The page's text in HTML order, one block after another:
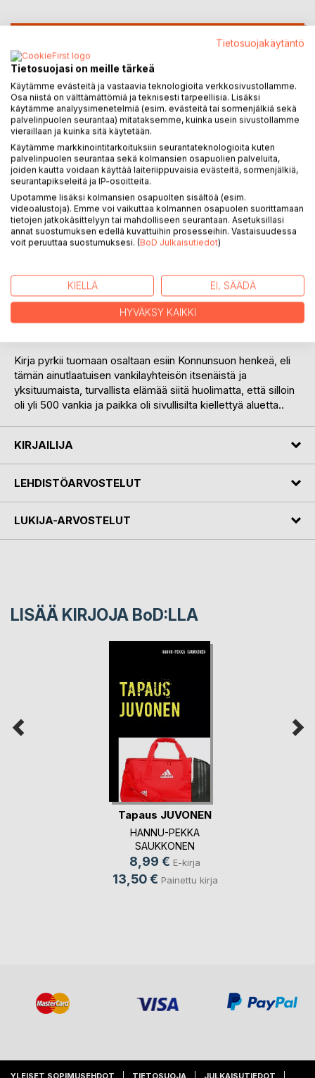
Lisää muistilistalle
Arvostele tuote
KUVAUS
Kertomus 1950- ja 60-lukujen taitteeseen ajoittuvasta
vankeuteen sovittamaan tuomionsa silloisessa Konnunsuon
Keskusvankilassa.
Kertomuksen henkilöt ja tarina on täysin fiktiivinen, mutta
Kirja pyrkii tuomaan osaltaan esiin Konnunsuon henkeä, eli
tämän ainutlaatuisen vankilayhteisön itsenäistä ja
yksituumaista, turvallista elämää siitä huolimatta, että silloin
oli yli 500 vankia ja paikka oli sivullisilta kiellettyä aluetta..
KIRJAILIJA
LEHDISTÖARVOSTELUT
LUKIJA-ARVOSTELUT
LISÄÄ KIRJOJA BoD:LLA
Tapaus JUVONEN
HANNU-PEKKA
SAUKKONEN
8,99 € E-kirja
13,50 € Painettu kirja
Tietosuojakäytäntö
Tietosuojasi on meille tärkeä
Käytämme evästeitä ja vastaavia teknologioita verkkosivustollamme.
Osa niistä on välttämättömiä ja teknisesti tarpeellisia. Lisäksi
käytämme analyysimenetelmiä (esim. evästeitä tai sormenjälkiä sekä
palvelinpuolen seurantaa) mitataksemme, kuinka usein sivustollamme
vieraillaan ja kuinka sitä käytetään.
Käytämme markkinointitarkoituksiin seurantateknologioita kuten
palvelinpuolen seurantaa sekä kolmansien osapuolien palveluita,
joiden kautta voidaan käyttää laiteriippuvaisia evästeitä, sormenjälkiä,
seurantapikseleitä ja IP-osoitteita.
Upotamme lisäksi kolmansien osapuolten sisältöä (esim.
videoalustoja). Emme voi vaikuttaa kolmannen osapuolen suorittamaan
tietojen jatkokäsittelyyn tai mahdolliseen seurantaan. Asetuksillasi
annat suostumuksen edellä kuvattuihin prosesseihin. Vastaisuudessa
voit peruuttaa suostumuksesi. (BoD Julkaisutiedot)
KIELLÄ EI, SÄÄDÄ
HYVÄKSY KAIKKI